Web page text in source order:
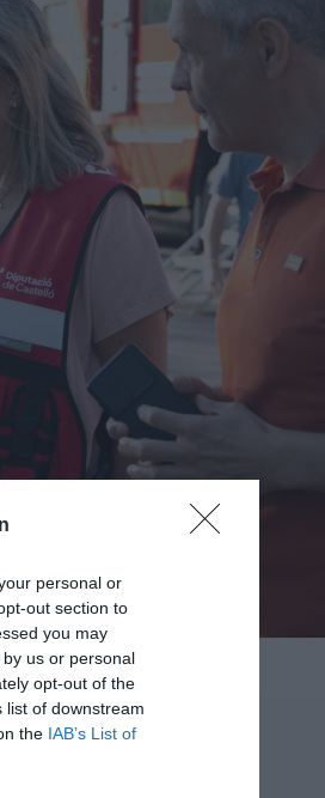
personal or
out section to
you may
us or personal
opt-out of the
list of downstream
the IAB’s List of